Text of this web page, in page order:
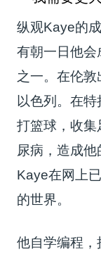
纵观Kaye的
有朝一日他会
之一。在伦
以色列。在特
打篮球，收
尿病，造成他
Kaye在网上
的世界。
他自学编程